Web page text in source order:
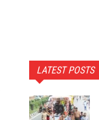
LATEST POSTS